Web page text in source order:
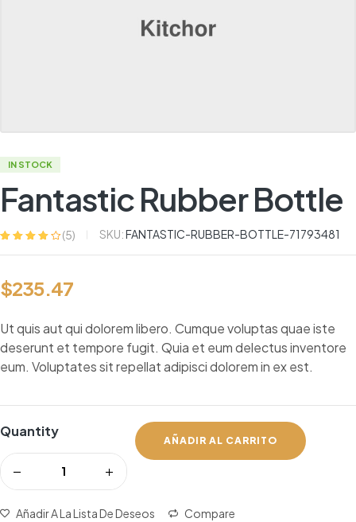
IN STOCK
Fantastic Rubber Bottle
valoracione
s de
(5) SKU:FANTASTIC-RUBBER-BOTTLE-71793481
$235.47
Ut quis aut qui dolorem libero. Cumque voluptas quae iste
deserunt et tempore fugit. Quia et eum delectus inventore
eum. Voluptates sit repellat adipisci dolorem in ex est.
Quantity
AÑADIR AL CARRITO
Añadir A La Lista De Deseos Compare